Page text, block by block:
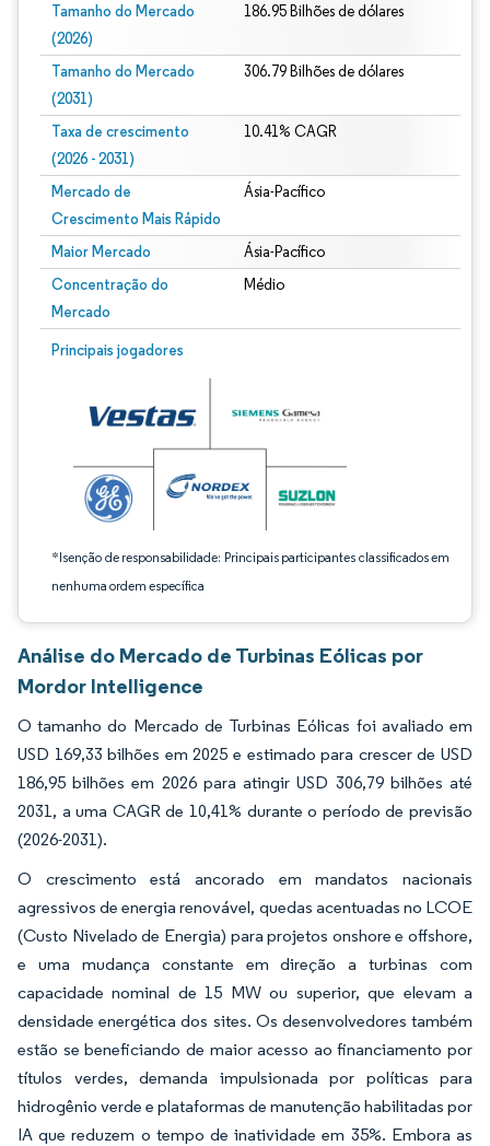
Tamanho do Mercado
(2026)
186.95 Bilhões de dólares
Tamanho do Mercado
(2031)
306.79 Bilhões de dólares
Taxa de crescimento
(2026 - 2031)
10.41% CAGR
Mercado de
Crescimento Mais Rápido
Ásia-Pacífico
Maior Mercado Ásia-Pacífico
Concentração do
Mercado
Médio
Principais jogadores
*Isenção de responsabilidade: Principais participantes classificados em
nenhuma ordem específica
Imagem © Mordor Intelligence. O reuso requer atribuição conforme CC BY 4.0.
Análise do Mercado de Turbinas Eólicas por
Mordor Intelligence
O tamanho do Mercado de Turbinas Eólicas foi avaliado em
USD 169,33 bilhões em 2025 e estimado para crescer de USD
186,95 bilhões em 2026 para atingir USD 306,79 bilhões até
2031, a uma CAGR de 10,41% durante o período de previsão
(2026-2031).
O crescimento está ancorado em mandatos nacionais
agressivos de energia renovável, quedas acentuadas no LCOE
(Custo Nivelado de Energia) para projetos onshore e offshore,
e uma mudança constante em direção a turbinas com
capacidade nominal de 15 MW ou superior, que elevam a
densidade energética dos sites. Os desenvolvedores também
estão se beneficiando de maior acesso ao financiamento por
títulos verdes, demanda impulsionada por políticas para
hidrogênio verde e plataformas de manutenção habilitadas por
IA que reduzem o tempo de inatividade em 35%. Embora as